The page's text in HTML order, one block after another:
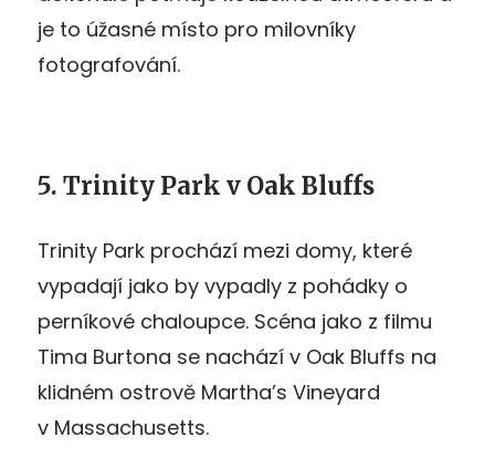
je to úžasné místo pro milovníky
fotografování.
5. Trinity Park v Oak Bluffs
Trinity Park prochází mezi domy, které
vypadají jako by vypadly z pohádky o
perníkové chaloupce. Scéna jako z filmu
Tima Burtona se nachází v Oak Bluffs na
klidném ostrově Martha’s Vineyard
v Massachusetts.